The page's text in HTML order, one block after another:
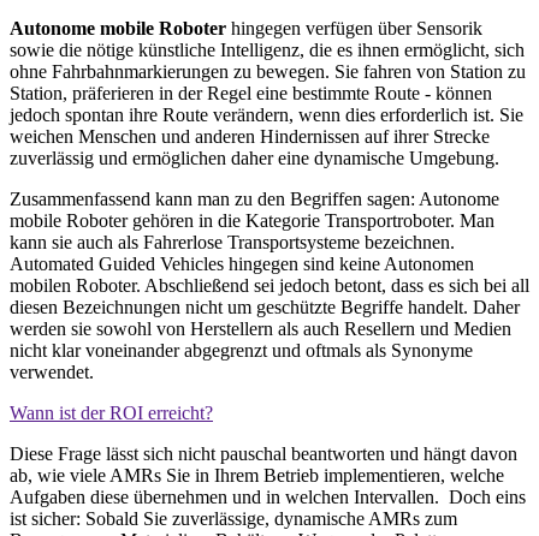
Autonome mobile Roboter hingegen verfügen über Sensorik
sowie die nötige künstliche Intelligenz, die es ihnen ermöglicht, sich
ohne Fahrbahnmarkierungen zu bewegen. Sie fahren von Station zu
Station, präferieren in der Regel eine bestimmte Route - können
jedoch spontan ihre Route verändern, wenn dies erforderlich ist. Sie
weichen Menschen und anderen Hindernissen auf ihrer Strecke
zuverlässig und ermöglichen daher eine dynamische Umgebung.
Zusammenfassend kann man zu den Begriffen sagen: Autonome
mobile Roboter gehören in die Kategorie Transportroboter. Man
kann sie auch als Fahrerlose Transportsysteme bezeichnen.
Automated Guided Vehicles hingegen sind keine Autonomen
mobilen Roboter. Abschließend sei jedoch betont, dass es sich bei all
diesen Bezeichnungen nicht um geschützte Begriffe handelt. Daher
werden sie sowohl von Herstellern als auch Resellern und Medien
nicht klar voneinander abgegrenzt und oftmals als Synonyme
verwendet.
Wann ist der ROI erreicht?
Diese Frage lässt sich nicht pauschal beantworten und hängt davon
ab, wie viele AMRs Sie in Ihrem Betrieb implementieren, welche
Aufgaben diese übernehmen und in welchen Intervallen. Doch eins
ist sicher: Sobald Sie zuverlässige, dynamische AMRs zum